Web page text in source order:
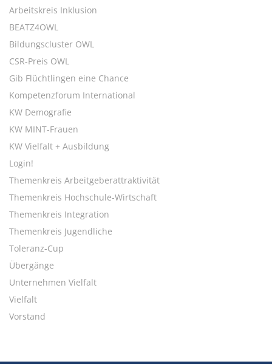
Arbeitskreis Inklusion
BEATZ4OWL
Bildungscluster OWL
CSR-Preis OWL
Gib Flüchtlingen eine Chance
Kompetenzforum International
KW Demografie
KW MINT-Frauen
KW Vielfalt + Ausbildung
Login!
Themenkreis Arbeitgeberattraktivität
Themenkreis Hochschule-Wirtschaft
Themenkreis Integration
Themenkreis Jugendliche
Toleranz-Cup
Übergänge
Unternehmen Vielfalt
Vielfalt
Vorstand